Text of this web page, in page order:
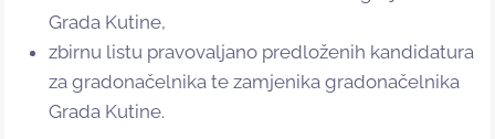
Grada Kutine,
zbirnu listu pravovaljano predloženih kandidatura
za gradonačelnika te zamjenika gradonačelnika
Grada Kutine.